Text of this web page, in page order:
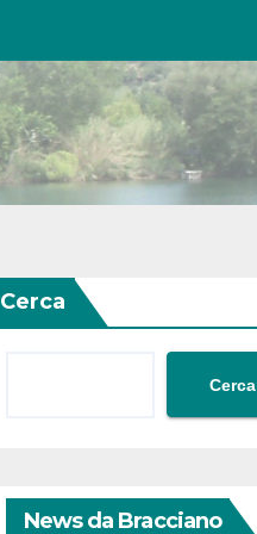
Cerca
Cerca
News da Bracciano